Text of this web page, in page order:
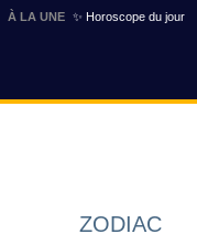
À LA UNE ✨ Horoscope du jour
ZODIAC